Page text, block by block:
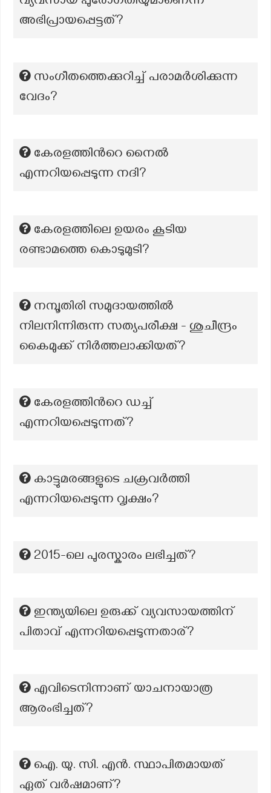
അഭിപ്രായപ്പെട്ടത്?
സംഗീതത്തെക്കുറിച്ച് പരാമർശിക്കുന്ന
വേദം?
കേരളത്തിന്‍റെ നൈൽ
എന്നറിയപ്പെടുന്ന നദി?
കേരളത്തിലെ ഉയരം കൂടിയ
രണ്ടാമത്തെ കൊടുമുടി?
നമ്പൂതിരി സമുദായത്തിൽ
നിലനിന്നിരുന്ന സത്യപരീക്ഷ - ശുചീന്ദ്രം
കൈമുക്ക് നിർത്തലാക്കിയത്?
കേരളത്തിന്‍റെ ഡച്ച്
എന്നറിയപ്പെടുന്നത്?
കാട്ടുമരങ്ങളുടെ ചക്രവര്‍ത്തി
എന്നറിയപ്പെടുന്ന വൃക്ഷം?
2015-ലെ പുരസ്കാരം ലഭിച്ചത്?
ഇന്ത്യയിലെ ഉരുക്ക് വ്യവസായത്തിന്
പിതാവ് എന്നറിയപ്പെടുന്നതാര്?
എവിടെനിന്നാണ് യാചനായാത്ര
ആരംഭിച്ചത്?
ഐ. യു. സി. എൻ. സ്ഥാപിതമായത്
ഏത് വർഷമാണ്?